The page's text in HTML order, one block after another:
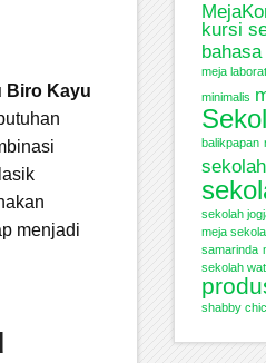
Biro Kayu
menjadi
kursi
bahasa
meja
minimalis
balikpapan
sekolah
meja
samarinda
sekolah
shabby